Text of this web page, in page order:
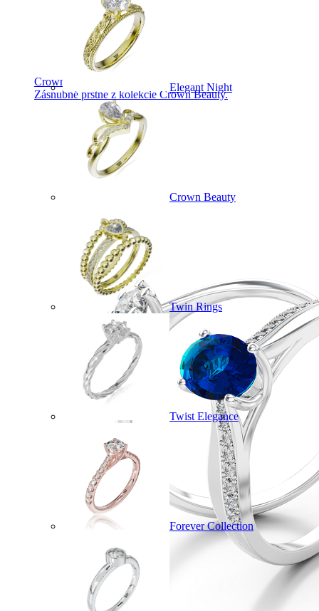
Crown Beauty
Zásnubné prstne z kolekcie Crown Beauty.
Elegant Night
Crown Beauty
Twin Rings
Twist Elegance
Forever Collection